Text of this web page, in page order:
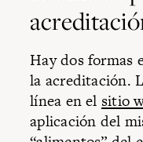
Hay dos formas
la acreditación.
línea en el sitio
aplicación del